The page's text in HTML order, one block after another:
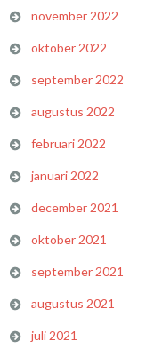
november 2022
oktober 2022
september 2022
augustus 2022
februari 2022
januari 2022
december 2021
oktober 2021
september 2021
augustus 2021
juli 2021